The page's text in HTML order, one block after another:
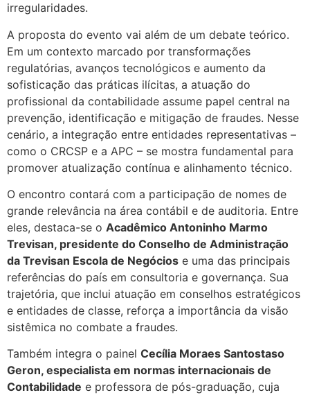
irregularidades.
A proposta do evento vai além de um debate teórico.
Em um contexto marcado por transformações
regulatórias, avanços tecnológicos e aumento da
sofisticação das práticas ilícitas, a atuação do
profissional da contabilidade assume papel central na
prevenção, identificação e mitigação de fraudes. Nesse
cenário, a integração entre entidades representativas –
como o CRCSP e a APC – se mostra fundamental para
promover atualização contínua e alinhamento técnico.
O encontro contará com a participação de nomes de
grande relevância na área contábil e de auditoria. Entre
eles, destaca-se o Acadêmico Antoninho Marmo
Trevisan, presidente do Conselho de Administração
da Trevisan Escola de Negócios e uma das principais
referências do país em consultoria e governança. Sua
trajetória, que inclui atuação em conselhos estratégicos
e entidades de classe, reforça a importância da visão
sistêmica no combate a fraudes.
Também integra o painel Cecília Moraes Santostaso
Geron, especialista em normas internacionais de
Contabilidade e professora de pós-graduação, cuja